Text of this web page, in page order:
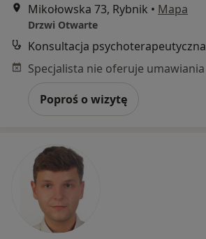
Mikołowska 73, Rybnik • Mapa
Drzwi Otwarte
Konsultacja psychoterapeutyczna
Poproś o wizytę